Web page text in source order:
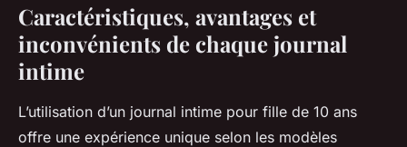
Caractéristiques, avantages et
inconvénients de chaque journal
intime
L’utilisation d’un journal intime pour fille de 10 ans
offre une expérience unique selon les modèles